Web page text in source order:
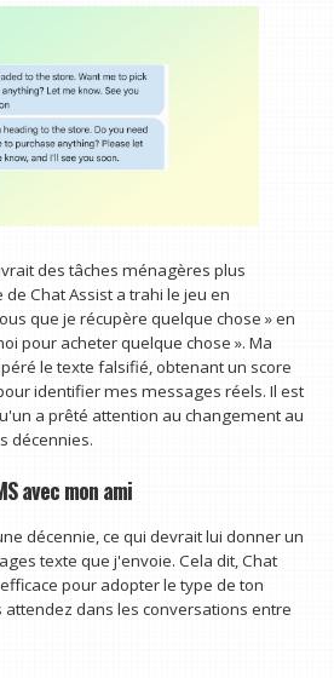
des tâches ménagères plus
Chat Assist a trahi le jeu en
que je récupère quelque chose » en
pour acheter quelque chose ». Ma
le texte falsifié, obtenant un score
identifier mes messages réels. Il est
a prêté attention au changement au
décennies.
avec mon ami
décennie, ce qui devrait lui donner un
texte que j'envoie. Cela dit, Chat
pour adopter le type de ton
dans les conversations entre